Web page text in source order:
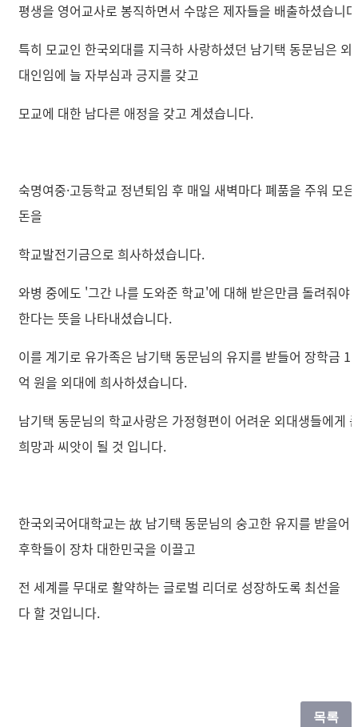
평생을 영어교사로 봉직하면서 수많은 제자들을 배출하셨습니
특히 모교인 한국외대를 지극하 사랑하셨던 남기택 동문님은 외
대인임에 늘 자부심과 긍지를 갖고
모교에 대한 남다른 애정을 갖고 계셨습니다.
숙명여중·고등학교 정년퇴임 후 매일 새벽마다 폐품을 주워 모은
돈을
학교발전기금으로 희사하셨습니다.
와병 중에도 '그간 나를 도와준 학교'에 대해 받은만큼 돌려줘야
한다는 뜻을 나타내셨습니다.
이를 계기로 유가족은 남기택 동문님의 유지를 받들어 장학금 1
억 원을 외대에 희사하셨습니다.
남기택 동문님의 학교사랑은 가정형편이 어려운 외대생들에게
희망과 씨앗이 될 것 입니다.
한국외국어대학교는 故 남기택 동문님의 숭고한 유지를 받을어
후학들이 장차 대한민국을 이끌고
전 세계를 무대로 활약하는 글로벌 리더로 성장하도록 최선을
다 할 것입니다.